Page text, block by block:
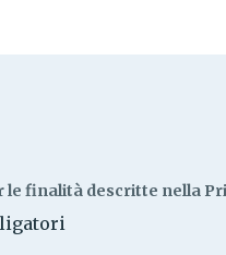
le finalità descritte nella